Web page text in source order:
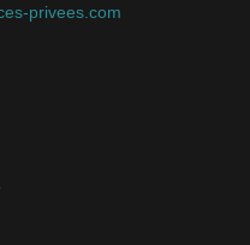
privees.com